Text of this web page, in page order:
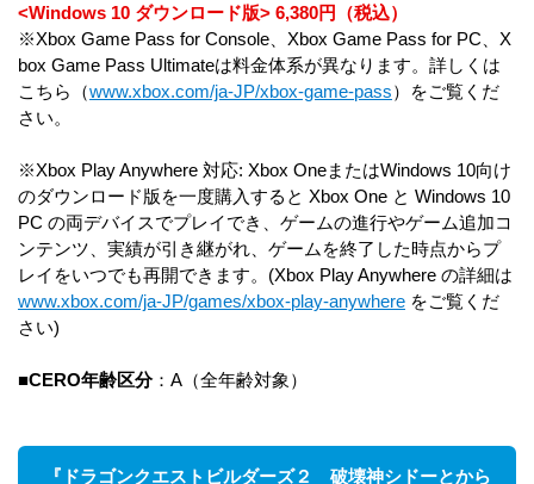
<Windows 10 ダウンロード版> 6,380円（税込）
※Xbox Game Pass for Console、Xbox Game Pass for PC、X
box Game Pass Ultimateは料金体系が異なります。詳しくは
こちら（www.xbox.com/ja-JP/xbox-game-pass）をご覧くだ
さい。
※Xbox Play Anywhere 対応: Xbox OneまたはWindows 10向け
のダウンロード版を一度購入すると Xbox One と Windows 10
PC の両デバイスでプレイでき、ゲームの進行やゲーム追加コ
ンテンツ、実績が引き継がれ、ゲームを終了した時点からプ
レイをいつでも再開できます。(Xbox Play Anywhere の詳細は
www.xbox.com/ja-JP/games/xbox-play-anywhere をご覧くだ
さい)
■CERO年齢区分：A（全年齢対象）
『ドラゴンクエストビルダーズ２ 破壊神シドーとから